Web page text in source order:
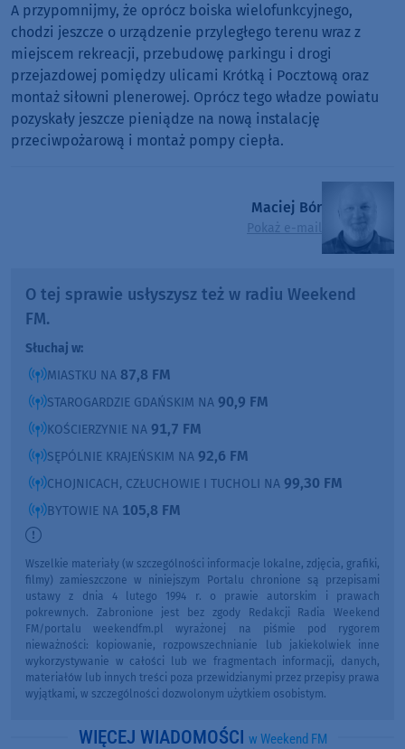
A przypomnijmy, że oprócz boiska wielofunkcyjnego,
chodzi jeszcze o urządzenie przyległego terenu wraz z
miejscem rekreacji, przebudowę parkingu i drogi
przejazdowej pomiędzy ulicami Krótką i Pocztową oraz
montaż siłowni plenerowej. Oprócz tego władze powiatu
pozyskały jeszcze pieniądze na nową instalację
przeciwpożarową i montaż pompy ciepła.
Maciej Bór
Pokaż e-mail
O tej sprawie usłyszysz też w radiu Weekend
FM.
Słuchaj w:
MIASTKU NA 87,8 FM
STAROGARDZIE GDAŃSKIM NA 90,9 FM
KOŚCIERZYNIE NA 91,7 FM
SĘPÓLNIE KRAJEŃSKIM NA 92,6 FM
CHOJNICACH, CZŁUCHOWIE I TUCHOLI NA 99,30 FM
BYTOWIE NA 105,8 FM
Wszelkie materiały (w szczególności informacje lokalne, zdjęcia, grafiki,
filmy) zamieszczone w niniejszym Portalu chronione są przepisami
ustawy z dnia 4 lutego 1994 r. o prawie autorskim i prawach
pokrewnych. Zabronione jest bez zgody Redakcji Radia Weekend
FM/portalu weekendfm.pl wyrażonej na piśmie pod rygorem
nieważności: kopiowanie, rozpowszechnianie lub jakiekolwiek inne
wykorzystywanie w całości lub we fragmentach informacji, danych,
materiałów lub innych treści poza przewidzianymi przez przepisy prawa
wyjątkami, w szczególności dozwolonym użytkiem osobistym.
WIĘCEJ WIADOMOŚCI w Weekend FM